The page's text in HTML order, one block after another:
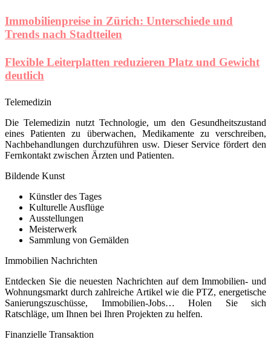
Immobilienpreise in Zürich: Unterschiede und
Trends nach Stadtteilen
Flexible Leiterplatten reduzieren Platz und Gewicht
deutlich
Telemedizin
Die Telemedizin nutzt Technologie, um den Gesundheitszustand
eines Patienten zu überwachen, Medikamente zu verschreiben,
Nachbehandlungen durchzuführen usw. Dieser Service fördert den
Fernkontakt zwischen Ärzten und Patienten.
Bildende Kunst
Künstler des Tages
Kulturelle Ausflüge
Ausstellungen
Meisterwerk
Sammlung von Gemälden
Immobilien Nachrichten
Entdecken Sie die neuesten Nachrichten auf dem Immobilien- und
Wohnungsmarkt durch zahlreiche Artikel wie die PTZ, energetische
Sanierungszuschüsse, Immobilien-Jobs… Holen Sie sich
Ratschläge, um Ihnen bei Ihren Projekten zu helfen.
Finanzielle Transaktion